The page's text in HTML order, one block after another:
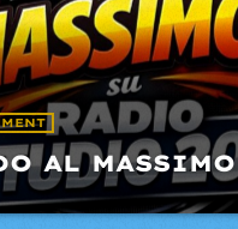
AL MASSIMO